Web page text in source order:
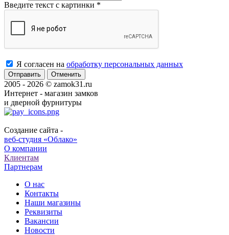
Введите текст с картинки *
Я согласен на обработку персональных данных
Отменить
2005 - 2026 © zamok31.ru
Интернет - магазин замков
и дверной фурнитуры
Создание сайта -
веб-студия «Облако»
О компании
Клиентам
Партнерам
О нас
Контакты
Наши магазины
Реквизиты
Вакансии
Новости